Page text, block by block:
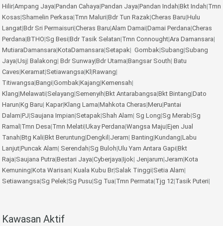
Hilir|Ampang Jaya|Pandan Cahaya|Pandan Jaya|Pandan Indah|Bkt Indah|Tmn
Kosas|Shamelin Perkasa|Tmn Maluri|Bdr Tun Razak|Cheras Baru|Hulu
Langat|Bdr Sri Permaisuri|Cheras Baru|Alam Damai|Damai Perdana|Cheras
Perdana|BTHO|Sg Besi|Bdr Tasik Selatan|Tmn Connought|Ara Damansara|
MutiaraDamansara|KotaDamansara|Setapak| Gombak|Subang|Subang
Jaya|Usj| Balakong| Bdr Sunway|Bdr Utama|Bangsar South| Batu
Caves|Keramat|Setiawangsa|Kl |Rawang|
Titiwangsa|Bangi|Gombak|Kajang|Kemensah|
Klang|Melawati|Selayang|Semenyih|Bkt Antarabangsa|Bkt Bintang|Dato
Harun|Kg Baru| Kapar|Klang Lama|Mahkota Cheras|Meru|Pantai
Dalam|PJ|Saujana Impian|Setapak|Shah Alam| Sg Long|Sg Merab|Sg
Ramal |Tmn Desa|Tmn Melati|Ukay Perdana|Wangsa Maju|Ejen Jual
Tanah|Btg Kali|Bkt Beruntung|Dengkil |Jeram| Banting|Kundang|Labu
Lanjut|Puncak Alam| Serendah|Sg Buloh|Ulu Yam Antara Gapi|Bkt
Raja|Saujana Putra|Bestari Jaya|Cyberjaya|Ijok| Jenjarum|Jeram|Kota
Kemuning|Kota Warisan| Kuala Kubu Br|Salak Tinggi|Setia Alam|
Setiawangsa|Sg Pelek|Sg Pusu|Sg Tua|Tmn Permata|Tjg 12|Tasik Puteri|
Kawasan Aktif